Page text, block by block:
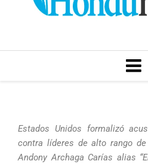
Estados Unidos formalizó
contra líderes de alto rango
Andony Archaga Carías alias